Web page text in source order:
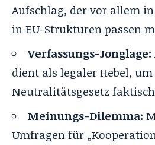
Aufschlag, der vor allem
in EU-Strukturen passen
Verfassungs-Jonglage:
dient als legaler Hebel, um
Neutralitätsgesetz
Meinungs-Dilemma:
Umfragen für